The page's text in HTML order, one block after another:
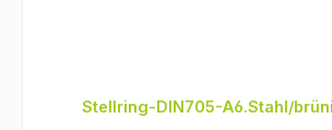
Stellring-DIN705-A6.Stahl/